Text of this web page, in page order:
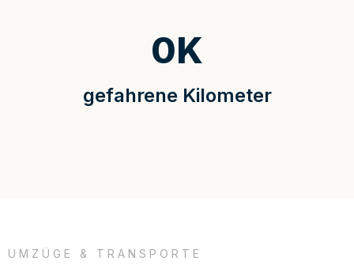
gefahrene Kilometer
0K
UMZÜGE & TRANSPORTE